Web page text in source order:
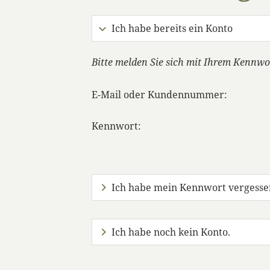
Ich habe bereits ein Konto
Bitte melden Sie sich mit Ihrem
E-Mail oder Kundennummer:
Kennwort:
Ich habe mein Kennwort
Ich habe noch kein Konto.